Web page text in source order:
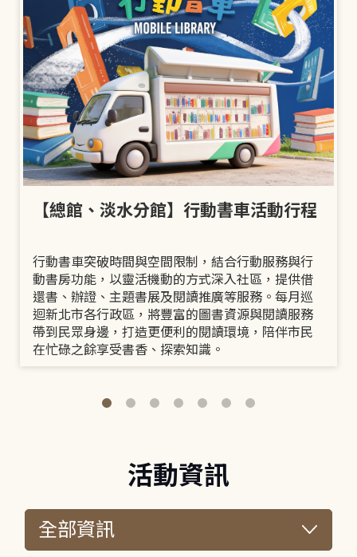
【總館、淡水分館】行動書車活動行程
行動書車突破時間與空間限制，結合行動服務與行
動書房功能，以靈活機動的方式深入社區，提供借
還書、辦證、主題書展及閱讀推廣等服務。每月巡
迴新北市各行政區，將豐富的圖書資源與閱讀服務
帶到民眾身邊，打造更便利的閱讀環境，陪伴市民
在忙碌之餘享受書香、探索知識。
活動資訊